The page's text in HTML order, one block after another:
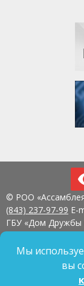
© РОО
(843) 237-97-99 E-
ГБУ «Дом Дружбы
420107, г.
Мы
вы